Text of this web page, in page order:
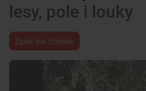
lesy, pole i louky
Zpět na článek